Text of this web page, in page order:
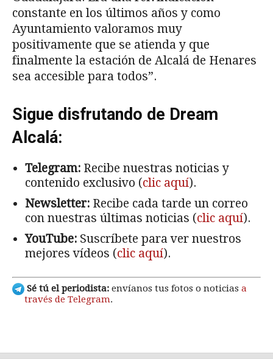
constante en los últimos años y como
Ayuntamiento valoramos muy
positivamente que se atienda y que
finalmente la estación de Alcalá de Henares
sea accesible para todos”.
Sigue disfrutando de Dream
Alcalá:
Telegram: Recibe nuestras noticias y
contenido exclusivo (clic aquí).
Newsletter: Recibe cada tarde un correo
con nuestras últimas noticias (clic aquí).
YouTube: Suscríbete para ver nuestros
mejores vídeos (clic aquí).
Sé tú el periodista: envíanos tus fotos o noticias a
través de Telegram.